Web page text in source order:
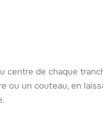
centre de chaque
ou un couteau, en